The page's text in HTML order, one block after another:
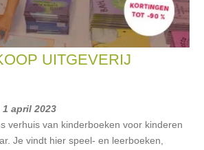
UITGEVERIJ
1 april 2023
verhuis van kinderboeken voor kinderen
Je vindt hier speel- en leerboeken,